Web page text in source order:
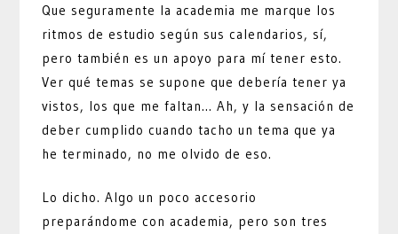
Que seguramente la academia me marque los
ritmos de estudio según sus calendarios, sí,
pero también es un apoyo para mí tener esto.
Ver qué temas se supone que debería tener ya
vistos, los que me faltan… Ah, y la sensación de
deber cumplido cuando tacho un tema que ya
he terminado, no me olvido de eso.
Lo dicho. Algo un poco accesorio
preparándome con academia, pero son tres